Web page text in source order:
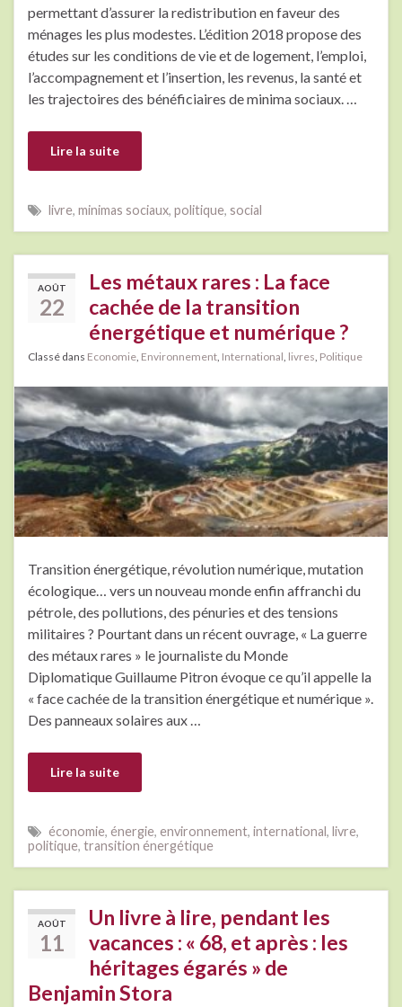
permettant d’assurer la redistribution en faveur des
ménages les plus modestes. L’édition 2018 propose des
études sur les conditions de vie et de logement, l’emploi,
l’accompagnement et l’insertion, les revenus, la santé et
les trajectoires des bénéficiaires de minima sociaux. …
Lire la suite
livre, minimas sociaux, politique, social
AOÛT
22
Les métaux rares : La face
cachée de la transition
énergétique et numérique ?
Classé dans Economie Environnement International livres Politique
Transition énergétique, révolution numérique, mutation
écologique… vers un nouveau monde enfin affranchi du
pétrole, des pollutions, des pénuries et des tensions
militaires ? Pourtant dans un récent ouvrage, « La guerre
des métaux rares » le journaliste du Monde
Diplomatique Guillaume Pitron évoque ce qu’il appelle la
« face cachée de la transition énergétique et numérique ».
Des panneaux solaires aux …
Lire la suite
économie, énergie, environnement, international , livre,
politique, transition énergétique
AOÛT
11
Un livre à lire, pendant les
vacances : « 68, et après : les
héritages égarés » de
Benjamin Stora